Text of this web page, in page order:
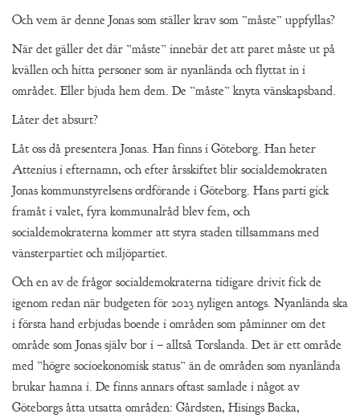
Och vem är denne Jonas som ställer krav som ”måste” uppfyllas?
När det gäller det där ”måste” innebär det att paret måste ut på
kvällen och hitta personer som är nyanlända och flyttat in i
området. Eller bjuda hem dem. De ”måste” knyta vänskapsband.
Låter det absurt?
Låt oss då presentera Jonas. Han finns i Göteborg. Han heter
Attenius i efternamn, och efter årsskiftet blir socialdemokraten
Jonas kommunstyrelsens ordförande i Göteborg. Hans parti gick
framåt i valet, fyra kommunalråd blev fem, och
socialdemokraterna kommer att styra staden tillsammans med
vänsterpartiet och miljöpartiet.
Och en av de frågor socialdemokraterna tidigare drivit fick de
igenom redan när budgeten för 2023 nyligen antogs. Nyanlända ska
i första hand erbjudas boende i områden som påminner om det
område som Jonas själv bor i – alltså Torslanda. Det är ett område
med ”högre socioekonomisk status” än de områden som nyanlända
brukar hamna i. De finns annars oftast samlade i något av
Göteborgs åtta utsatta områden: Gårdsten, Hisings Backa,